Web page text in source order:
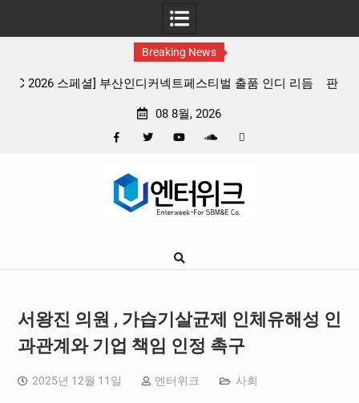
Breaking News
판타지 케이팝 애니메이션 ‘고스트밴드’ 8월 26일(수) 개봉
08 8월, 2026
Google
서왕진 의원 , 가습기살균제 인체유해성 인
과관계와 기업 책임 인정 촉구
2025년 12월 11일 엔터위크 사회